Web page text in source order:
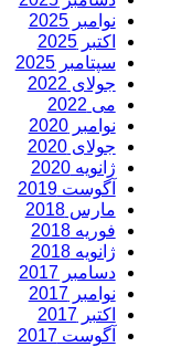
نوامبر 2025
اکتبر 2025
سپتامبر 2025
جولای 2022
می 2022
نوامبر 2020
جولای 2020
ژانویه 2020
آگوست 2019
مارس 2018
فوریه 2018
ژانویه 2018
دسامبر 2017
نوامبر 2017
اکتبر 2017
آگوست 2017